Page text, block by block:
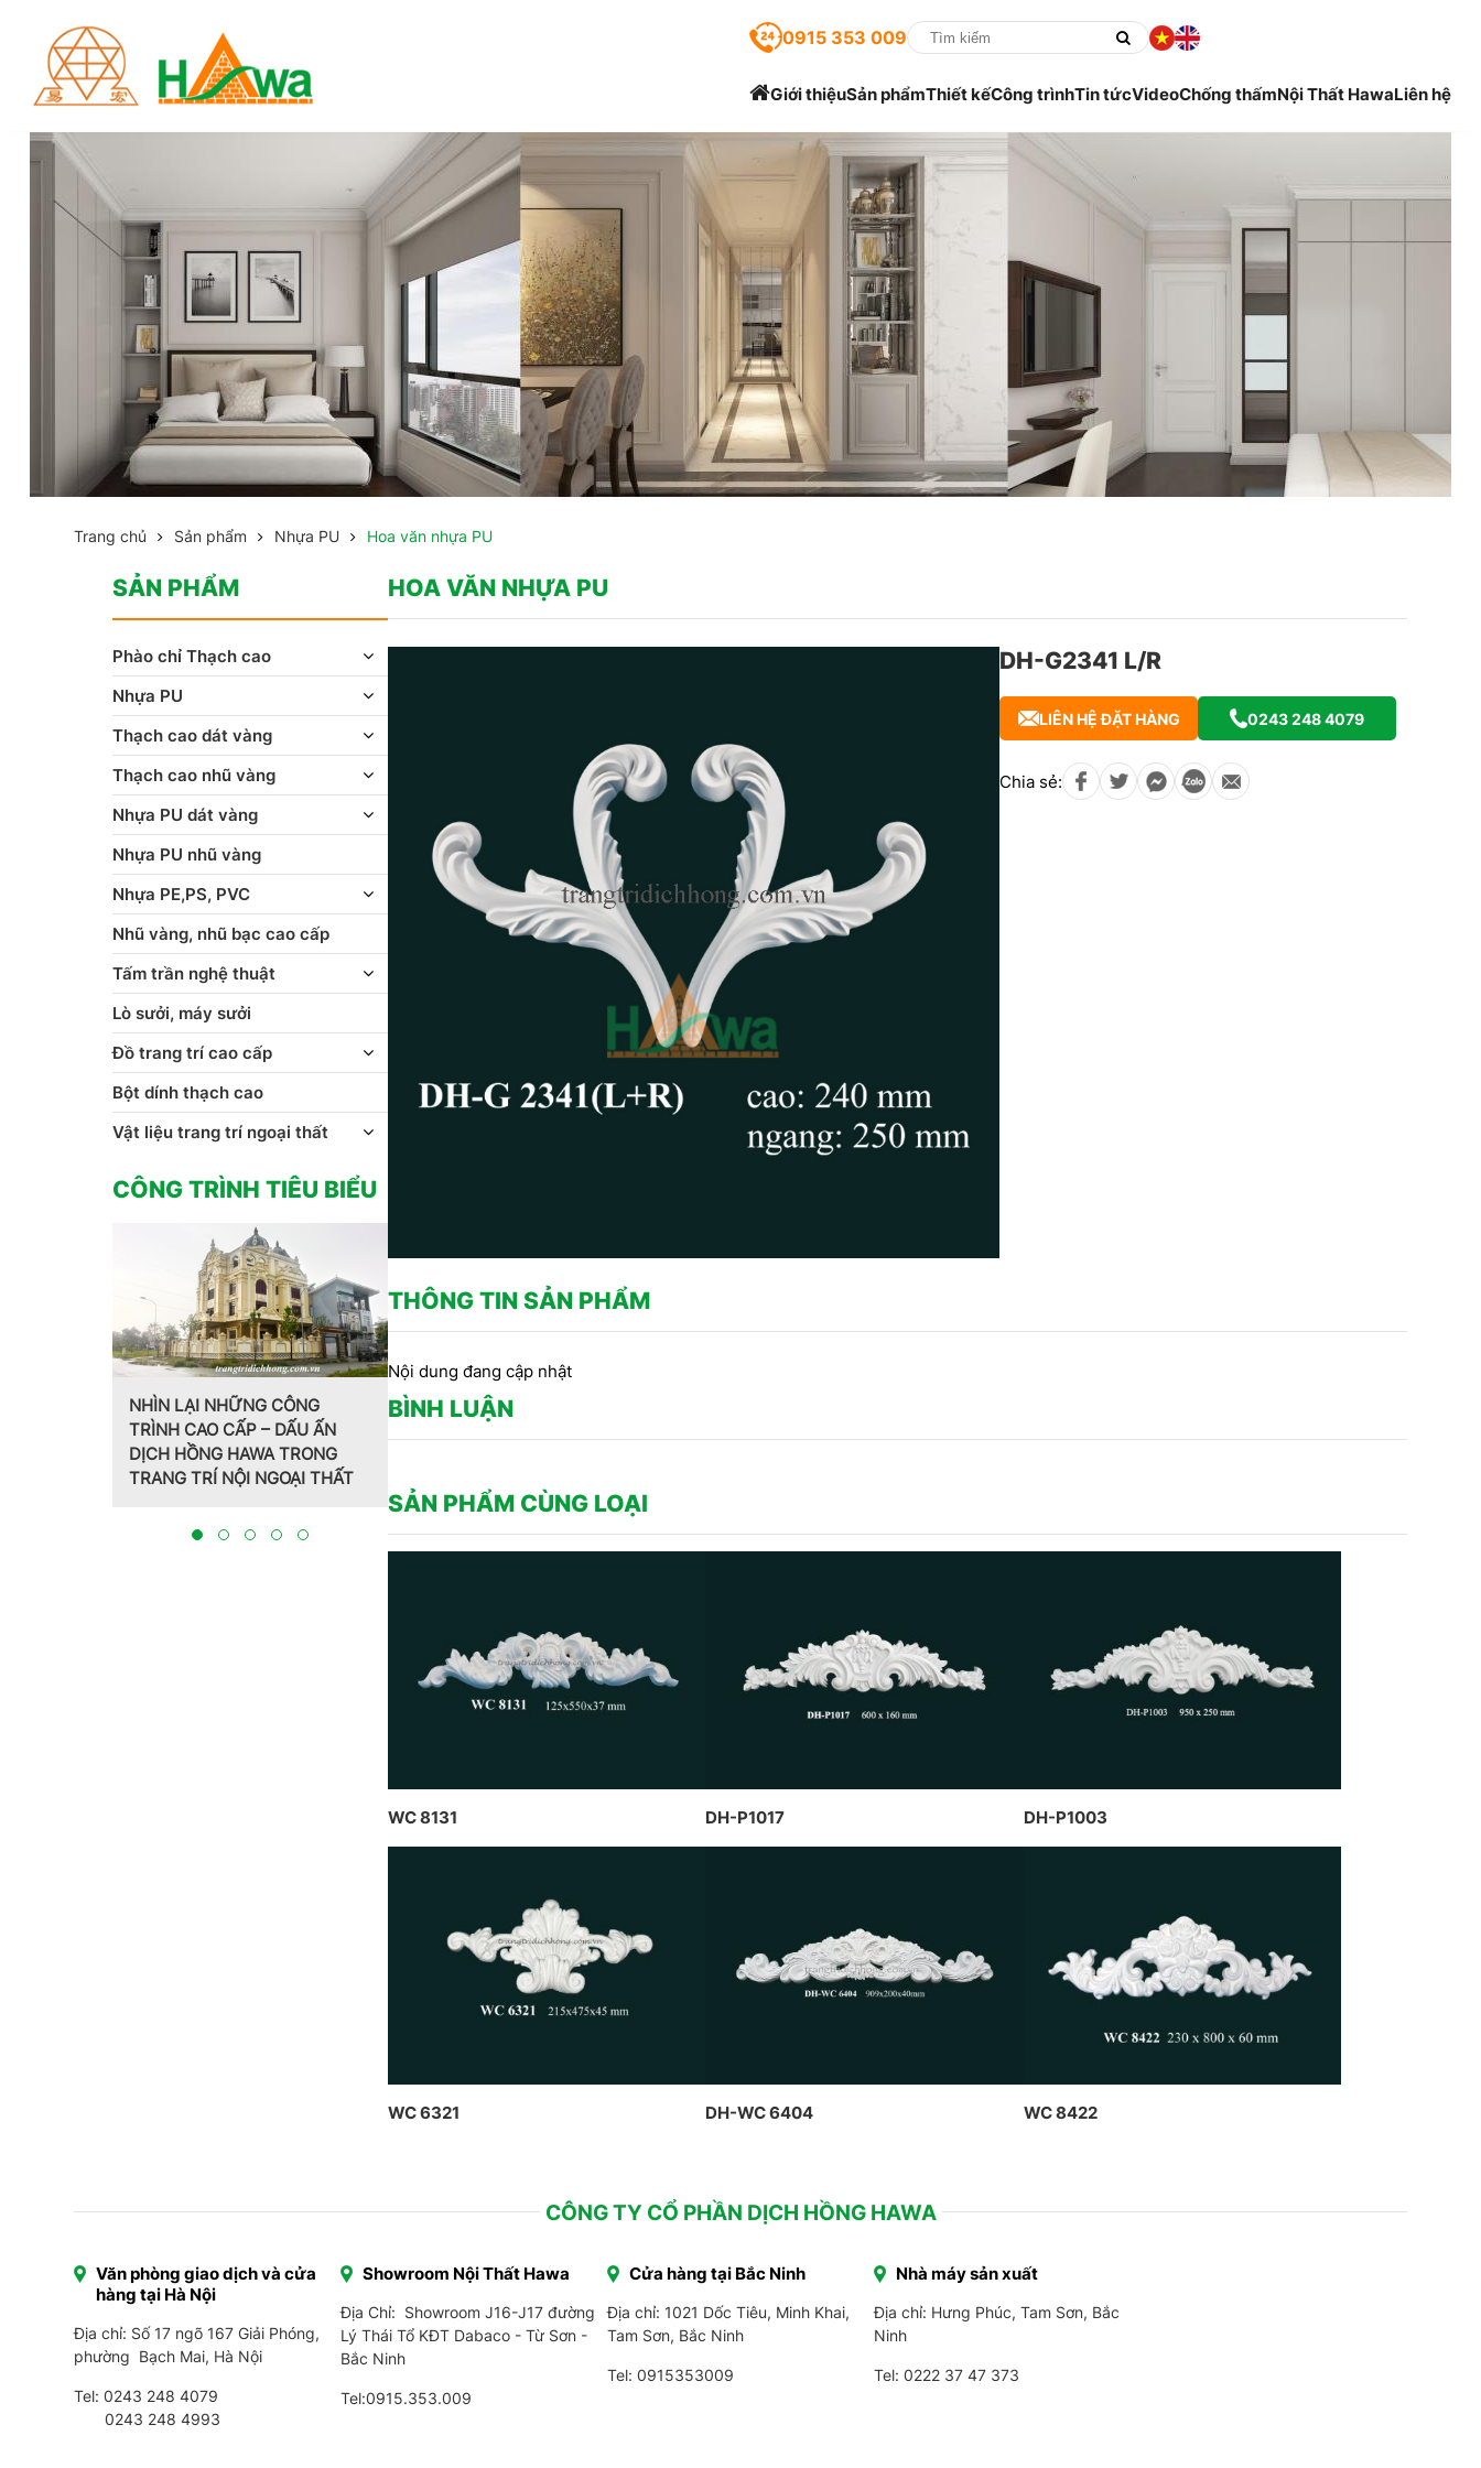
0915 353 009
Giới thiệuSản phẩmThiết kếCông trìnhTin tứcVideoChống thấmNội Thất HawaLiên hệ
Trang chủ Sản phẩm Nhựa PU Hoa văn nhựa PU
HOA VĂN NHỰA PU
DH-G2341 L/R
LIÊN HỆ ĐẶT HÀNG 0243 248 4079
Chia sẻ:
THÔNG TIN SẢN PHẨM
Nội dung đang cập nhật
BÌNH LUẬN
SẢN PHẨM CÙNG LOẠI
WC 8131 DH-P1017 DH-P1003
WC 6321 DH-WC 6404 WC 8422
SẢN PHẨM
Phào chỉ Thạch cao
Nhựa PU
Thạch cao dát vàng
Thạch cao nhũ vàng
Nhựa PU dát vàng
Nhựa PU nhũ vàng
Nhựa PE,PS, PVC
Nhũ vàng, nhũ bạc cao cấp
Tấm trần nghệ thuật
Lò sưởi, máy sưởi
Đồ trang trí cao cấp
Bột dính thạch cao
Vật liệu trang trí ngoại thất
CÔNG TRÌNH TIÊU BIỂU
NỘI NGOẠI THẤT
Trang trí nội thất theo phong
cách Pháp do CT CP Dịch
Hồng Hawa thiết kế, thi công
MẪU PHÀO CHỈ THẠCH CAO -
CT CP DỊCH HỒNG HAWA
THỰC HIỆN TẠI PENHOUSE
BẮC NINH
PHONG CÁCH TRANG TRÍ NỘI
THẤT PHÁP
Hồng Hawa thiết kế và thi công
CÔNG TY CỔ PHẦN DỊCH HỒNG HAWA
Văn phòng giao dịch và cửa
hàng tại Hà Nội
Địa chỉ: Số 17 ngõ 167 Giải Phóng,
phường Bạch Mai, Hà Nội
Tel: 0243 248 4079
0243 248 4993
Showroom Nội Thất Hawa
Địa Chỉ: Showroom J16-J17 đường
Lý Thái Tổ KĐT Dabaco - Từ Sơn -
Bắc Ninh
Tel:0915.353.009
Cửa hàng tại Bắc Ninh
Địa chỉ: 1021 Dốc Tiêu, Minh Khai,
Tam Sơn, Bắc Ninh
Tel: 0915353009
Nhà máy sản xuất
Địa chỉ: Hưng Phúc, Tam Sơn, Bắc
Ninh
Tel: 0222 37 47 373